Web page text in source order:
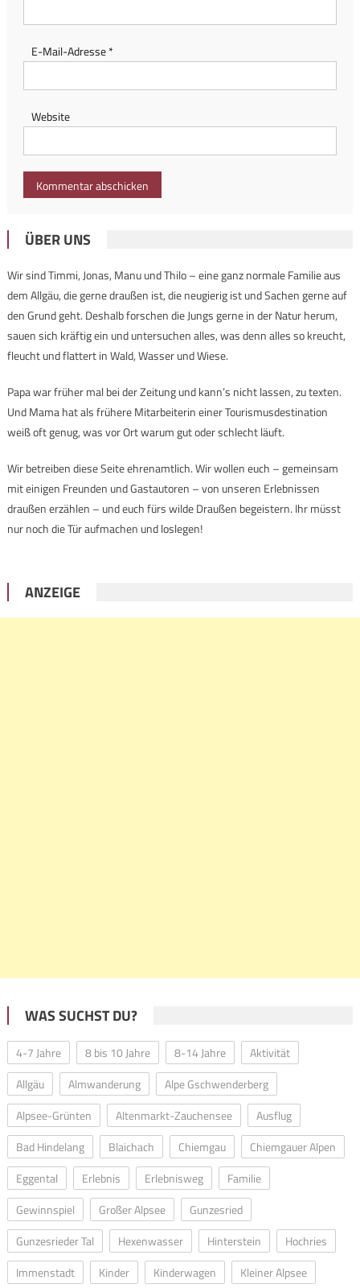
E-Mail-Adresse*
Website
ÜBER UNS
Wir sind Timmi, Jonas, Manu und Thilo – eine ganz normale Familie aus
dem Allgäu, die gerne draußen ist, die neugierig ist und Sachen gerne auf
den Grund geht. Deshalb forschen die Jungs gerne in der Natur herum,
sauen sich kräftig ein und untersuchen alles, was denn alles so kreucht,
fleucht und flattert in Wald, Wasser und Wiese.
Papa war früher mal bei der Zeitung und kann’s nicht lassen, zu texten.
Und Mama hat als frühere Mitarbeiterin einer Tourismusdestination
weiß oft genug, was vor Ort warum gut oder schlecht läuft.
Wir betreiben diese Seite ehrenamtlich. Wir wollen euch – gemeinsam
mit einigen Freunden und Gastautoren – von unseren Erlebnissen
draußen erzählen – und euch fürs wilde Draußen begeistern. Ihr müsst
nur noch die Tür aufmachen und loslegen!
ANZEIGE
WAS SUCHST DU?
4-7 Jahre 8 bis 10 Jahre 8-14 Jahre
Aktivität
Allgäu
Almwanderung
Alpe Gschwenderberg
Alpsee-Grünten
Altenmarkt-Zauchensee
Ausflug
Bad Hindelang
Blaichach Chiemgau
Chiemgauer Alpen
Eggental
Erlebnis Erlebnisweg
Familie
Gewinnspiel
Großer Alpsee
Gunzesried
Gunzesrieder Tal
Hexenwasser Hinterstein
Hochries
Immenstadt
Kinder Kinderwagen
Kleiner Alpsee